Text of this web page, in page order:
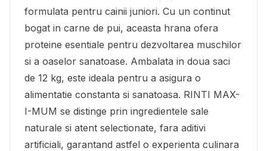
formulata pentru cainii juniori. Cu un continut
bogat in carne de pui, aceasta hrana ofera
proteine esentiale pentru dezvoltarea muschilor
si a oaselor sanatoase. Ambalata in doua saci
de 12 kg, este ideala pentru a asigura o
alimentatie constanta si sanatoasa. RINTI MAX-
I-MUM se distinge prin ingredientele sale
naturale si atent selectionate, fara aditivi
artificiali, garantand astfel o experienta culinara